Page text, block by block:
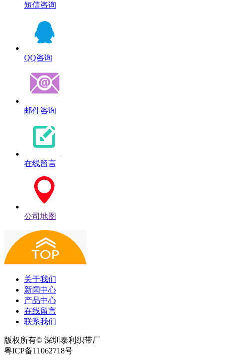
短信咨询
QQ咨询
邮件咨询
在线留言
公司地图
关于我们
新闻中心
产品中心
在线留言
联系我们
版权所有© 深圳泰利织带厂
粤ICP备11062718号